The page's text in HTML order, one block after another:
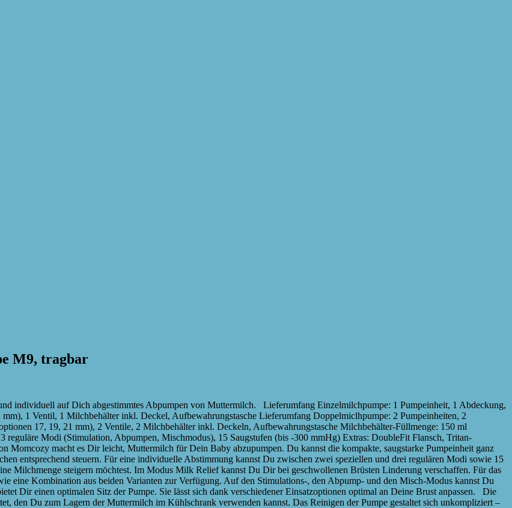
M9, tragbar
individuell auf Dich abgestimmtes Abpumpen von Muttermilch. Lieferumfang Einzelmilchpumpe: 1 Pumpeinheit, 1 Abdeckung,
1 Ventil, 1 Milchbehälter inkl. Deckel, Aufbewahrungstasche Lieferumfang Doppelmiclhpumpe: 2 Pumpeinheiten, 2
17, 19, 21 mm), 2 Ventile, 2 Milchbehälter inkl. Deckeln, Aufbewahrungstasche Milchbehälter-Füllmenge: 150 ml
Modi (Stimulation, Abpumpen, Mischmodus), 15 Saugstufen (bis -300 mmHg) Extras: DoubleFit Flansch, Tritan-
macht es Dir leicht, Muttermilch für Dein Baby abzupumpen. Du kannst die kompakte, saugstarke Pumpeinheit ganz
entsprechend steuern. Für eine individuelle Abstimmung kannst Du zwischen zwei speziellen und drei regulären Modi sowie 15
Milchmenge steigern möchtest. Im Modus Milk Relief kannst Du Dir bei geschwollenen Brüsten Linderung verschaffen. Für das
eine Kombination aus beiden Varianten zur Verfügung. Auf den Stimulations-, den Abpump- und den Misch-Modus kannst Du
Dir einen optimalen Sitz der Pumpe. Sie lässt sich dank verschiedener Einsatzoptionen optimal an Deine Brust anpassen. Die
den Du zum Lagern der Muttermilch im Kühlschrank verwenden kannst. Das Reinigen der Pumpe gestaltet sich unkompliziert –